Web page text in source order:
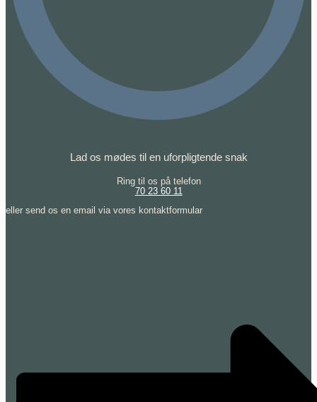
Lad os mødes til en uforpligtende snak
Ring til os på telefon
70 23 60 11
eller send os en email via vores kontaktformular